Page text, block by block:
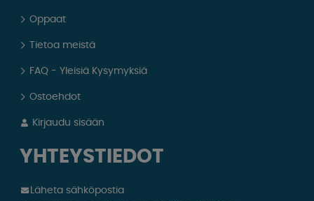
Oppaat
Tietoa meistä
FAQ - Yleisiä Kysymyksiä
Ostoehdot
Kirjaudu sisään
YHTEYSTIEDOT
Läheta sähköpostia